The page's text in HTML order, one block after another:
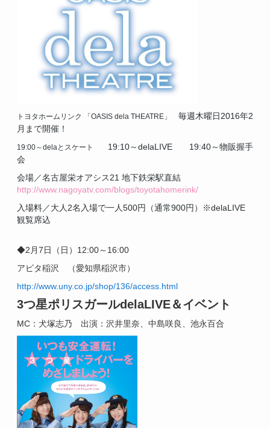
トヨタホームリンク 「OASIS dela THEATRE」 毎週木曜日2016年2
月まで開催！
19:00～delaとスケート 19:10～delaLIVE 19:40～物販握手
会
会場／名古屋栄オアシス21 地下鉄栄駅直結
http://www.nagoyatv.com/blogs/toyotahomerink/
入場料／大人2名入場で一人500円（通常900円）※delaLIVE
観覧席込
◆2月7日（日）12:00～16:00
アピタ稲沢 （愛知県稲沢市）
http://www.uny.co.jp/shop/136/access.html
3つ星ポリスガールdelaLIVE＆イベント
MC：犬塚志乃 出演：沢井里奈、中島咲良、池永百合